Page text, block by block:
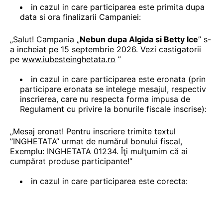
in cazul in care participarea este primita dupa
data si ora finalizarii Campaniei:
„Salut! Campania „Nebun dupa Algida si Betty Ice” s-
a incheiat pe 15 septembrie 2026. Vezi castigatorii
pe www.iubesteinghetata.ro ”
in cazul in care participarea este eronata (prin
participare eronata se intelege mesajul, respectiv
inscrierea, care nu respecta forma impusa de
Regulament cu privire la bonurile fiscale inscrise):
„Mesaj eronat! Pentru inscriere trimite textul
”INGHETATA” urmat de numărul bonului fiscal,
Exemplu: INGHETATA 01234. Îţi mulţumim că ai
cumpărat produse participante!”
in cazul in care participarea este corecta: